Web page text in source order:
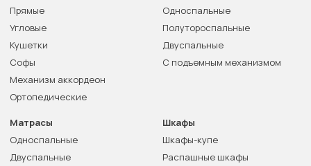
Прямые
Угловые
Кушетки
Софы
Механизм аккордеон
Ортопедические
Односпальные
Полутороспальные
Двуспальные
С подъемным механизмом
Матрасы
Односпальные
Двуспальные
Шкафы
Шкафы-купе
Распашные шкафы